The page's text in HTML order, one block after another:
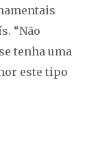
“Não
tenha uma
este tipo